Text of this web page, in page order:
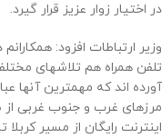
در اختیار زوار عزیز قرار گیرد.
وزیر ارتباطات افزود:
تلفن همراه هم تلاشهای
آورده اند که مهمترین آنها